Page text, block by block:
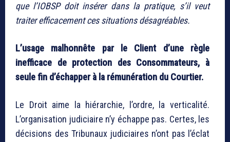
que l’IOBSP doit insérer dans la pratique, s’il veut
traiter efficacement ces situations désagréables.
L’usage malhonnête par le Client d’une règle
inefficace de protection des Consommateurs, à
seule fin d’échapper à la rémunération du Courtier.
Le Droit aime la hiérarchie, l’ordre, la verticalité.
L’organisation judiciaire n’y échappe pas. Certes, les
décisions des Tribunaux judiciaires n’ont pas l’éclat